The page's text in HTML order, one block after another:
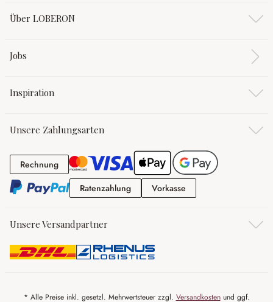
Über LOBERON
Jobs
Inspiration
Unsere Zahlungsarten
RechnungRechnung
RatenzahlungRatenzahlung
Vorkasse
Unsere Versandpartner
* Alle Preise inkl. gesetzl. Mehrwertsteuer zzgl. Versandkostenund ggf.